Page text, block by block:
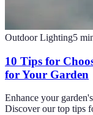
Outdoor Lighting5
10 Tips for
for Your Garden
Enhance your
Discover our top tips